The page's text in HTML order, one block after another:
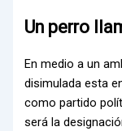
Un perro
En medio a un
disimulada esta
como partido
será la